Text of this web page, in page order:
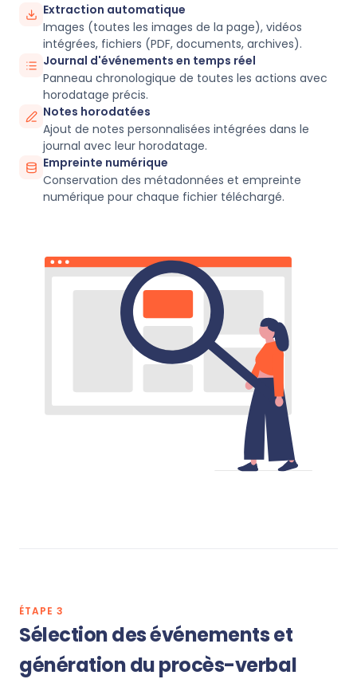
Extraction automatique
Images (toutes les images de la page), vidéos
intégrées, fichiers (PDF, documents, archives).
Journal d'événements en temps réel
Panneau chronologique de toutes les actions avec
horodatage précis.
Notes horodatées
Ajout de notes personnalisées intégrées dans le
journal avec leur horodatage.
Empreinte numérique
Conservation des métadonnées et empreinte
numérique pour chaque fichier téléchargé.
ÉTAPE 3
Sélection des événements et
génération du procès-verbal